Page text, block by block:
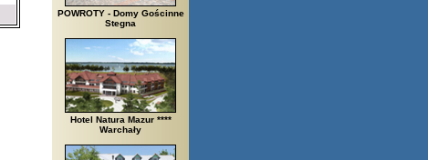
POWROTY - Domy Gościnne
Stegna
Hotel Natura Mazur ****
Warchały